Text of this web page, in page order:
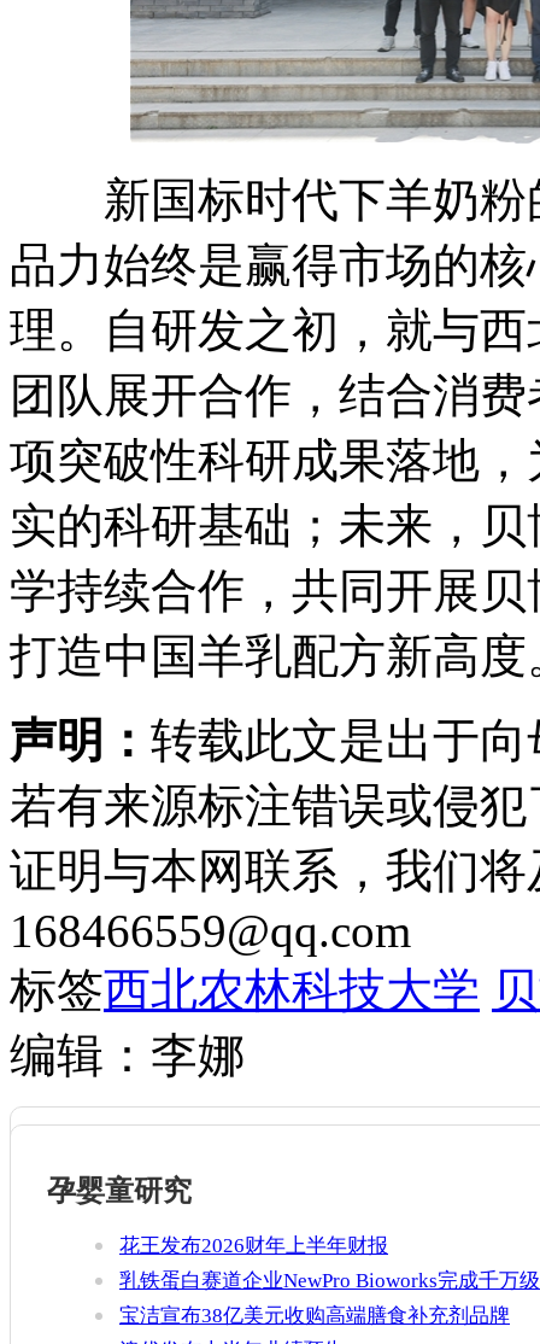
新国标时代下羊奶粉
品力始终是赢得市场的
理。自研发之初，就与
团队展开合作，结合消
项突破性科研成果落地
实的科研基础；未来，
学持续合作，共同开展
打造中国羊乳配方新高度
声明： 转载此文是出于
若有来源标注错误或侵
证明与本网联系，我们
168466559@qq.com
标签西北农林科技大学
编辑：李娜
孕婴童研究
花王发布2026财年上半年财报
乳铁蛋白赛道企业NewPro Bioworks完成千万级
融资
宝洁宣布38亿美元收购高端膳食补充剂品牌